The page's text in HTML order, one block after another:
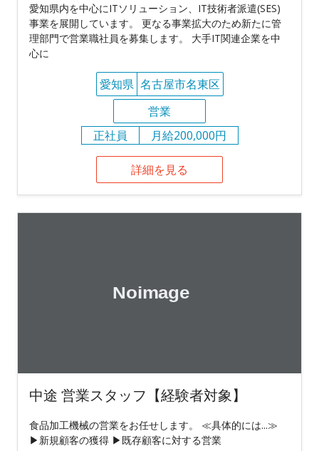
愛知県内を中心にITソリューション、IT技術者派遣(SES)
事業を展開しています。 更なる事業拡大のため新たに管
理部門で営業職社員を募集します。 大手IT関連企業を中
心に
愛知県 名古屋市名東区
営業
正社員
月給200,000円
詳細を見る
中途 営業スタッフ【経験者対象】
食品加工機械の営業をお任せします。 ≪具体的には...≫
▶新規顧客の獲得 ▶既存顧客に対する営業